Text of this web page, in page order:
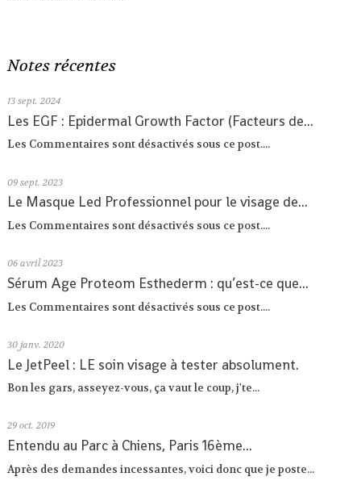
Notes récentes
13 sept. 2024
Les EGF : Epidermal Growth Factor (Facteurs de...
Les Commentaires sont désactivés sous ce post....
09 sept. 2023
Le Masque Led Professionnel pour le visage de...
Les Commentaires sont désactivés sous ce post....
06 avril 2023
Sérum Age Proteom Esthederm : qu’est-ce que...
Les Commentaires sont désactivés sous ce post....
30 janv. 2020
Le JetPeel : LE soin visage à tester absolument.
Bon les gars, asseyez-vous, ça vaut le coup, j'te...
29 oct. 2019
Entendu au Parc à Chiens, Paris 16ème...
Après des demandes incessantes, voici donc que je poste...